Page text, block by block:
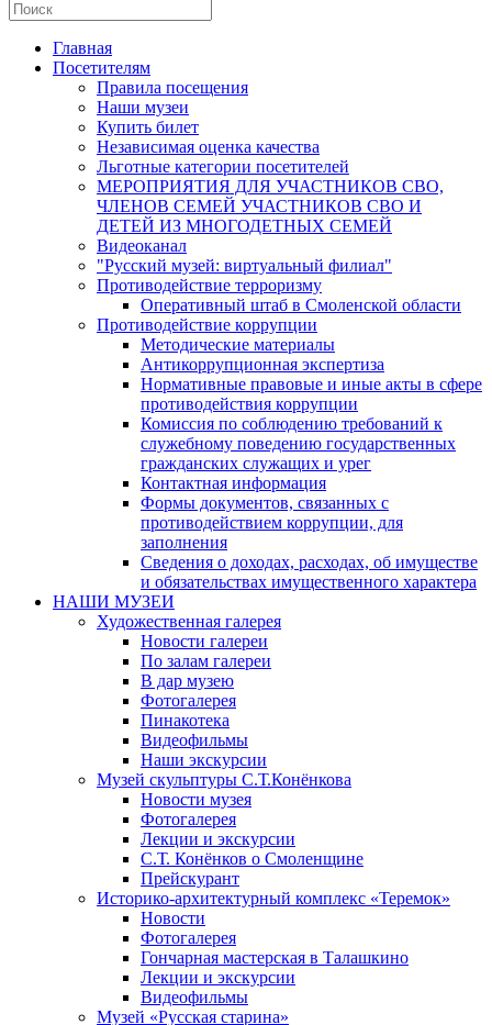
Главная
Посетителям
Правила посещения
Наши музеи
Купить билет
Независимая оценка качества
Льготные категории посетителей
МЕРОПРИЯТИЯ ДЛЯ УЧАСТНИКОВ СВО,
ЧЛЕНОВ СЕМЕЙ УЧАСТНИКОВ СВО И
ДЕТЕЙ ИЗ МНОГОДЕТНЫХ СЕМЕЙ
Видеоканал
"Русский музей: виртуальный филиал"
Противодействие терроризму
Оперативный штаб в Смоленской области
Противодействие коррупции
Методические материалы
Антикоррупционная экспертиза
Нормативные правовые и иные акты в сфере
противодействия коррупции
Комиссия по соблюдению требований к
служебному поведению государственных
гражданских служащих и урег
Контактная информация
Формы документов, связанных с
противодействием коррупции, для
заполнения
Сведения о доходах, расходах, об имуществе
и обязательствах имущественного характера
НАШИ МУЗЕИ
Художественная галерея
Новости галереи
По залам галереи
В дар музею
Фотогалерея
Пинакотека
Видеофильмы
Наши экскурсии
Музей скульптуры С.Т.Конёнкова
Новости музея
Фотогалерея
Лекции и экскурсии
С.Т. Конёнков о Смоленщине
Прейскурант
Историко-архитектурный комплекс «Теремок»
Новости
Фотогалерея
Гончарная мастерская в Талашкино
Лекции и экскурсии
Видеофильмы
Музей «Русская старина»